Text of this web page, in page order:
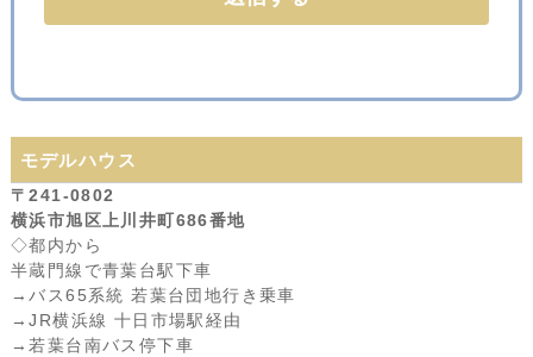
モデルハウス
〒241-0802
横浜市旭区上川井町686番地
◇都内から
半蔵門線で青葉台駅下車
→バス65系統 若葉台団地行き乗車
→JR横浜線 十日市場駅経由
→若葉台南バス停下車